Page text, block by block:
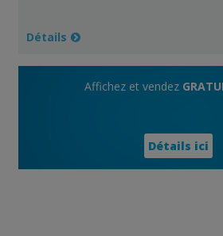
Détails
Affichez et vendez
Détails ici